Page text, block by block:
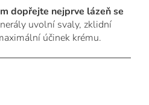
dopřejte nejprve lázeň se
uvolní svaly, zklidní
účinek krému.